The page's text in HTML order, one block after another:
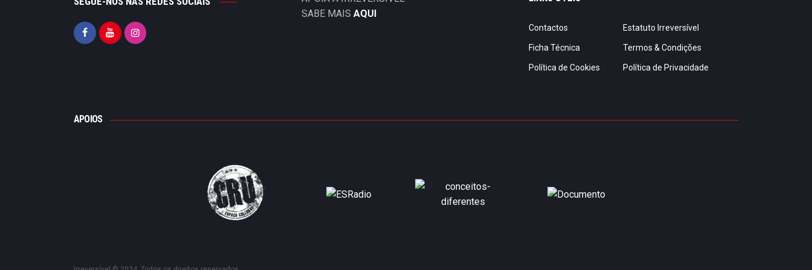
SABE MAIS AQUI
Contactos Estatuto Irreversível
Ficha Técnica Termos & Condições
Política de Cookies Política de Privacidade
APOIOS